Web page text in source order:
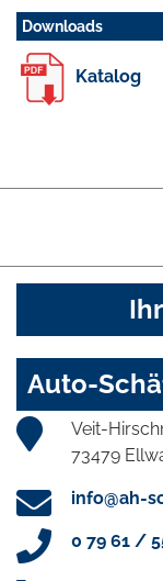
Downloads
Katalog
Auto-
Veit-
73479
info@ah-
0 79 61 /